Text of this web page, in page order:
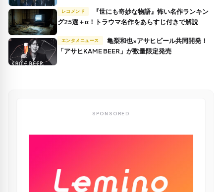
レコメンド
グ25選＋α！トラウマ名作をあらすじ付きで解説
エンタメニュース
「アサヒKAME BEER」が数量限定発売
SPONSORED